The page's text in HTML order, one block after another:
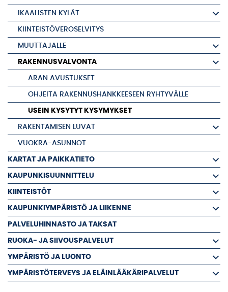
IKAALISTEN KYLÄT
KIINTEISTÖVEROSELVITYS
MUUTTAJALLE
RAKENNUSVALVONTA
ARAN AVUSTUKSET
OHJEITA RAKENNUSHANKKEESEEN RYHTYVÄLLE
USEIN KYSYTYT KYSYMYKSET
RAKENTAMISEN LUVAT
VUOKRA-ASUNNOT
KARTAT JA PAIKKATIETO
KAUPUNKISUUNNITTELU
KIINTEISTÖT
KAUPUNKIYMPÄRISTÖ JA LIIKENNE
PALVELUHINNASTO JA TAKSAT
RUOKA- JA SIIVOUSPALVELUT
YMPÄRISTÖ JA LUONTO
YMPÄRISTÖTERVEYS JA ELÄINLÄÄKÄRIPALVELUT